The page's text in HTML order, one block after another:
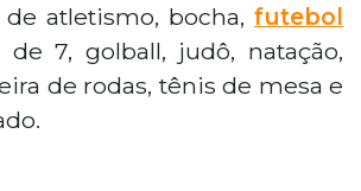
atletismo, bocha, futebol
7, golball, judô, natação,
de rodas, tênis de mesa e